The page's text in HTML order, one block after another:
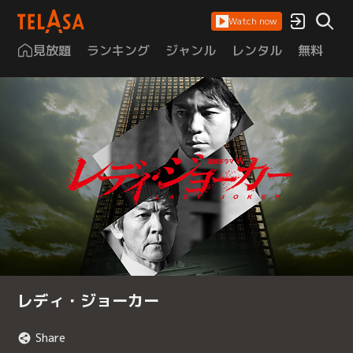
Watch now
見放題 ランキング ジャンル レンタル 無料
レディ・ジョーカー
Share